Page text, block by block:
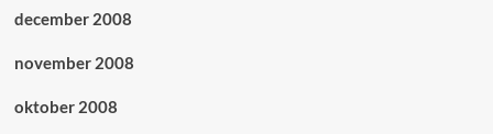
december 2008
november 2008
oktober 2008